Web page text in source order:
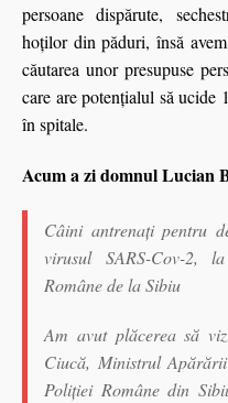
persoane dispărute,
hoților din păduri, însă
căutarea unor presupuse
care are potenţialul să ucide
în spitale.
Acum a zi domnul Lucian
Câini antrenați pentru
virusul SARS-Cov-2,
Române de la Sibiu
Am avut plăcerea să
Ciucă, Ministrul
Poliției Române din